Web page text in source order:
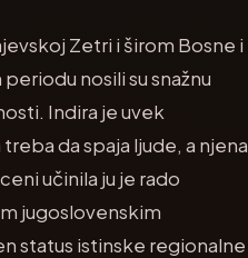
Zetri i širom Bosne i
nosili su snažnu
Indira je uvek
da spaja ljude, a njena
učinila ju je rado
jugoslovenskim
status istinske regionalne